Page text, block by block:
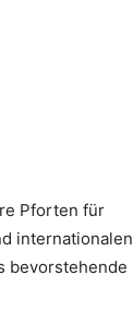
Pforten für
internationalen
bevorstehende